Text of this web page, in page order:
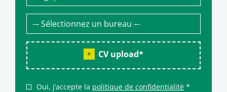
CV upload*
Oui, j’accepte la politique de confidentialité *